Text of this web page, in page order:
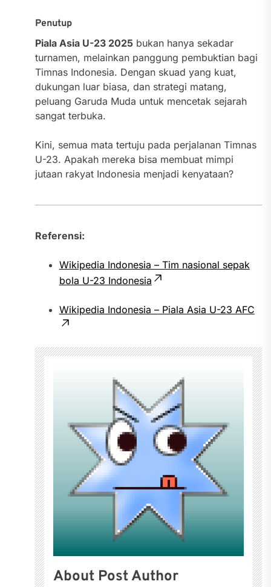
Penutup
Piala Asia U-23 2025bukan hanya sekadar
turnamen, melainkan panggung pembuktian bagi
Timnas Indonesia. Dengan skuad yang kuat,
dukungan luar biasa, dan strategi matang,
peluang Garuda Muda untuk mencetak sejarah
sangat terbuka.
Kini, semua mata tertuju pada perjalanan Timnas
U-23. Apakah mereka bisa membuat mimpi
jutaan rakyat Indonesia menjadi kenyataan?
Referensi:
Wikipedia Indonesia – Tim nasional sepak
bola U-23 Indonesia
Wikipedia Indonesia – Piala Asia U-23 AFC
About Post Author